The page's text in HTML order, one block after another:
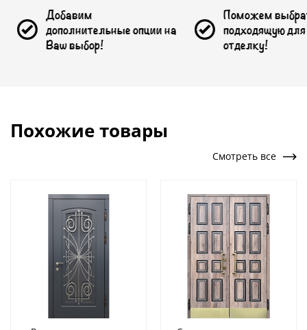
опции на
выбор!
Поможем выбрать
подходящую для Вас
отделку!
Похожие товары
Смотреть все